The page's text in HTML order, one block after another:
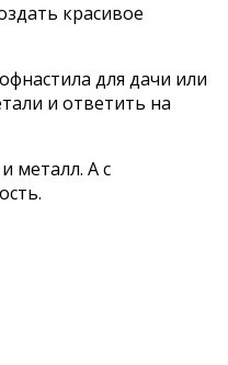
красивое
для дачи или
и ответить на
металл. А с